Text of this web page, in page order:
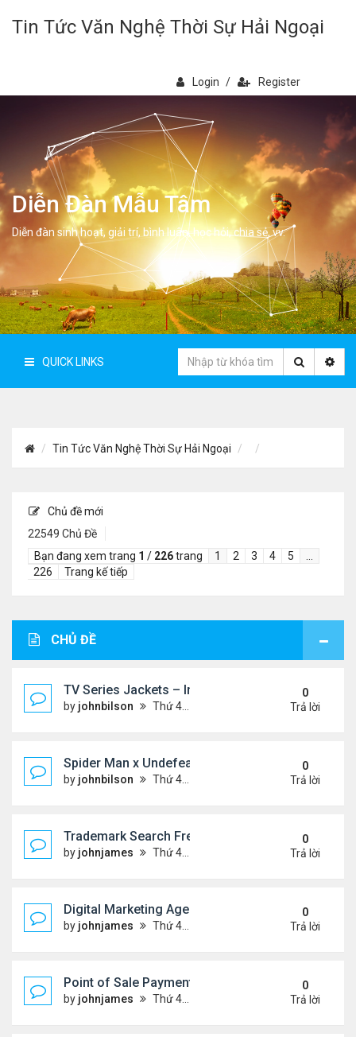
Tin Tức Văn Nghệ Thời Sự Hải Ngoại
Login / Register
Diễn Đàn Mẫu Tâm
Diễn đàn sinh hoạt, giải trí, bình luân, học hỏi, chia sẻ, vv.
QUICK LINKS
Tin Tức Văn Nghệ Thời Sự Hải Ngoại
Chủ đề mới
22549 Chủ Đề
Bạn đang xem trang 1 / 226trang 1 2 3 4 5
226
Trang kế tiếp
CHỦ ĐỀ
TV Series Jackets – Inspired by Iconic Television
by johnbilson Thứ 4 Tháng 8 05, 2026 7:51 pm
0
Trả lời
Spider Man x Undefeated FW26 Varsity Jacket –
by johnbilson Thứ 4 Tháng 8 05, 2026 7:44 pm
0
Trả lời
Trademark Search Free – Is It Worth Doing
by johnjames Thứ 4 Tháng 8 05, 2026 1:03 pm
0
Trả lời
Digital Marketing Agency NYC | Strategic Online
by johnjames Thứ 4 Tháng 8 05, 2026 12:38 pm
0
Trả lời
Point of Sale Payment Processing: Why
by johnjames Thứ 4 Tháng 8 05, 2026 12:20 pm
0
Trả lời